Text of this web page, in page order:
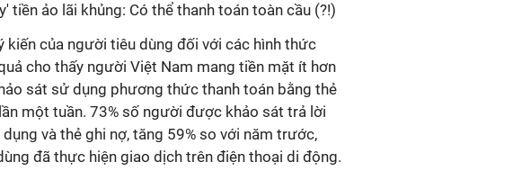
tiền ảo lãi khủng: Có thể thanh toán toàn cầu (?!)
kiến của người tiêu dùng đối với các hình thức
cho thấy người Việt Nam mang tiền mặt ít hơn
sát sử dụng phương thức thanh toán bằng thẻ
một tuần. 73% số người được khảo sát trả lời
và thẻ ghi nợ, tăng 59% so với năm trước,
đã thực hiện giao dịch trên điện thoại di động.